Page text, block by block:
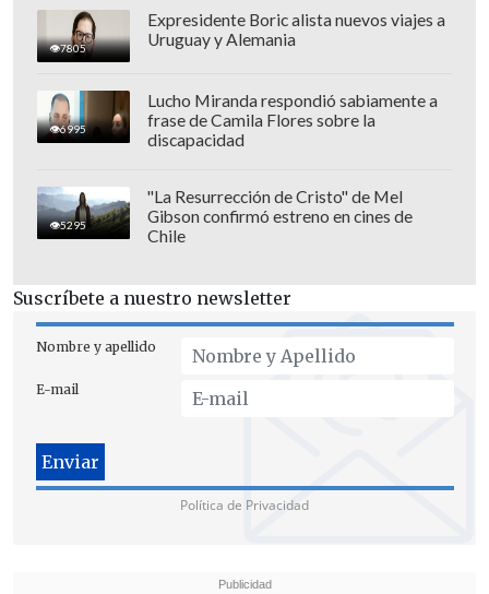
streaming Peacock.
7805
Expresidente Boric alista nuevos viajes a
Uruguay y Alemania
6995
Lucho Miranda respondió sabiamente a
frase de Camila Flores sobre la
discapacidad
5295
"La Resurrección de Cristo" de Mel
Gibson confirmó estreno en cines de
Chile
Suscríbete a nuestro newsletter
Nombre y apellido
E-mail
Política de Privacidad